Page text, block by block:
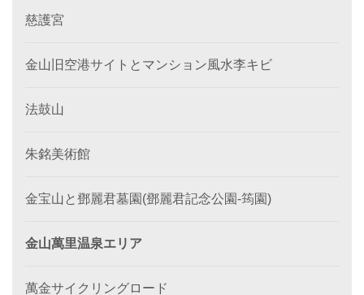
慈護宮
金山旧空港サイトとマンション風水李キビ
法鼓山
朱銘美術館
金宝山と鄧麗君墓園(鄧麗君記念公園-筠園)
金山萬里温泉エリア
萬金サイクリングロード